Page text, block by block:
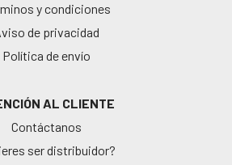
y condiciones
de privacidad
Política de envío
AL CLIENTE
Contáctanos
ser distribuidor?